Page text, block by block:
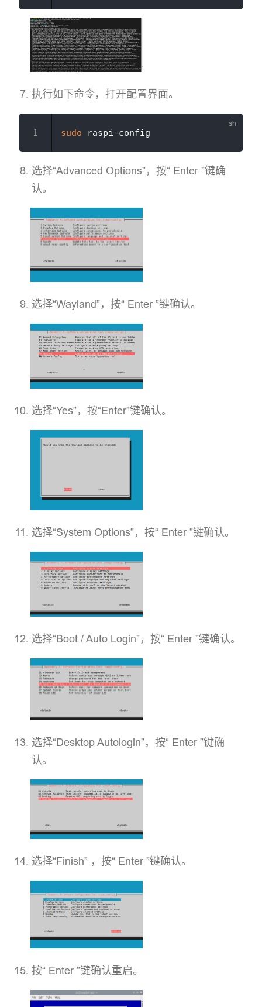
执行如下命令，打开配置界面。
sudo
选择“Advanced Options”，按“ Enter ”键确
认。
选择“Wayland”，按“ Enter ”键确认。
选择“Yes”，按“Enter”键确认。
选择“System Options”，按“ Enter ”键确认。
选择“Boot / Auto Login”，按“ Enter ”键确认。
选择“Desktop Autologin”，按“ Enter ”键确
认。
选择“Finish” ，按“ Enter ”键确认。
按“ Enter ”键确认重启。